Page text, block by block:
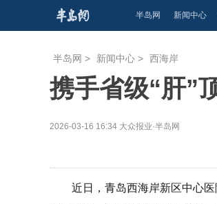
半岛网 新闻中心
半岛网 > 新闻中心 > 西海岸
携手省级“肝”
2026-03-16 16:34 大众报业·半岛网
近日，青岛西海岸新区中心